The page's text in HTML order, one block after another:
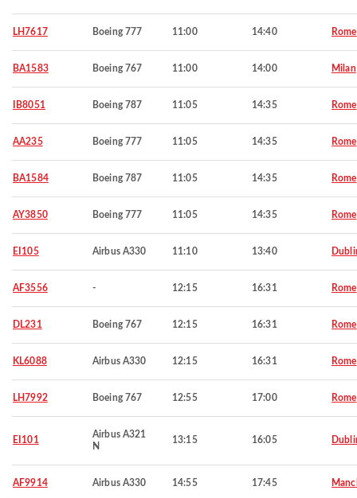
LH7617 Boeing 777 11:00 14:40 Rome
BA1583 Boeing 767 11:00 14:00 Milan
IB8051 Boeing 787 11:05 14:35 Rome
AA235 Boeing 777 11:05 14:35 Rome
BA1584 Boeing 787 11:05 14:35 Rome
AY3850 Boeing 777 11:05 14:35 Rome
EI105 Airbus A330 11:10 13:40
AF3556 - 12:15 16:31 Rome
DL231 Boeing 767 12:15 16:31 Rome
KL6088 Airbus A330 12:15 16:31 Rome
LH7992 Boeing 767 12:55 17:00 Rome
EI101
Airbus A321
N
13:15 16:05
AF9914 Airbus A330 14:55 17:45